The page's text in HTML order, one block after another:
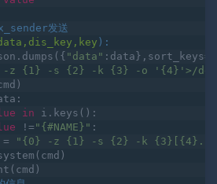
value
发送
):
"data"
-z {1} -s {2} -k {3} -o '{4}'>/
in i.keys():
!= "{#NAME}"
=
"{0} -z {1} -s {2} -k